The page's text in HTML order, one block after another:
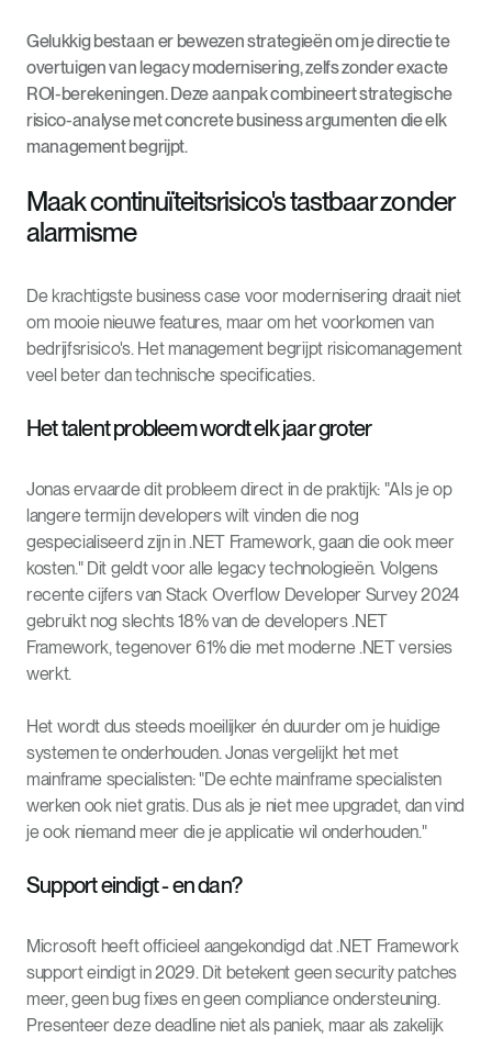
Gelukkig bestaan er bewezen strategieën om je directie te
overtuigen van legacy modernisering, zelfs zonder exacte
ROI-berekeningen. Deze aanpak combineert strategische
risico-analyse met concrete business argumenten die elk
management begrijpt.
Maak continuïteitsrisico's tastbaar zonder
alarmisme
De krachtigste business case voor modernisering draait niet
om mooie nieuwe features, maar om het voorkomen van
bedrijfsrisico's. Het management begrijpt risicomanagement
veel beter dan technische specificaties.
Het talent probleem wordt elk jaar groter
Jonas ervaarde dit probleem direct in de praktijk: "Als je op
langere termijn developers wilt vinden die nog
gespecialiseerd zijn in .NET Framework, gaan die ook meer
kosten." Dit geldt voor alle legacy technologieën. Volgens
recente cijfers van Stack Overflow Developer Survey 2024
gebruikt nog slechts 18% van de developers .NET
Framework, tegenover 61% die met moderne .NET versies
werkt.
Het wordt dus steeds moeilijker én duurder om je huidige
systemen te onderhouden. Jonas vergelijkt het met
mainframe specialisten: "De echte mainframe specialisten
werken ook niet gratis. Dus als je niet mee upgradet, dan vind
je ook niemand meer die je applicatie wil onderhouden."
Support eindigt - en dan?
Microsoft heeft officieel aangekondigd dat .NET Framework
support eindigt in 2029. Dit betekent geen security patches
meer, geen bug fixes en geen compliance ondersteuning.
Presenteer deze deadline niet als paniek, maar als zakelijk